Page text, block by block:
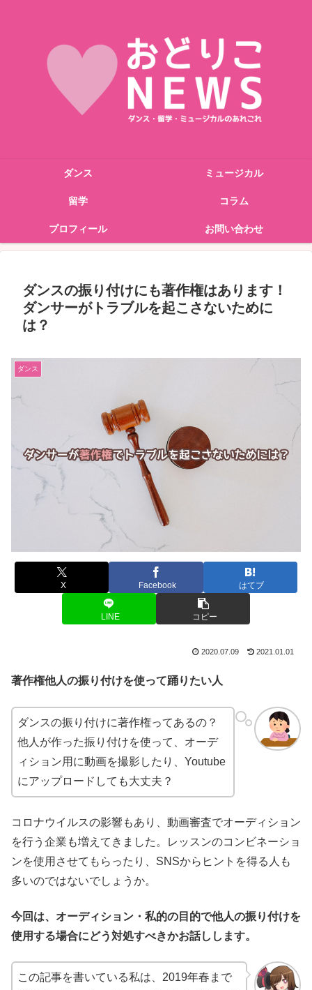
ダンス ミュージカル
留学 コラム
プロフィール お問い合わせ
ダンスの振り付けにも著作権はあります！
ダンサーがトラブルを起こさないために
は？
ダンス
X Facebook はてブ
LINE コピー
2020.07.09 2021.01.01
著作権他人の振り付けを使って踊りたい人
ダンスの振り付けに著作権ってあるの？
他人が作った振り付けを使って、オーデ
ィション用に動画を撮影したり、Youtube
にアップロードしても大丈夫？
コロナウイルスの影響もあり、動画審査でオーディション
を行う企業も増えてきました。レッスンのコンビネーショ
ンを使用させてもらったり、SNSからヒントを得る人も
多いのではないでしょうか。
今回は、オーディション・私的の目的で他人の振り付けを
使用する場合にどう対処すべきかお話しします。
この記事を書いている私は、2019年春まで